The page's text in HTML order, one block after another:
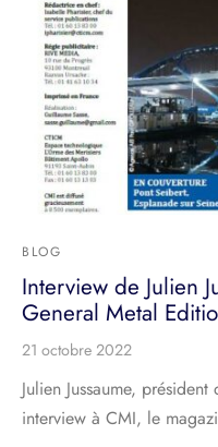
BLOG
Interview de Julien
General Metal
21 octobre 2022
Julien Jussaume,
interview à CMI, le